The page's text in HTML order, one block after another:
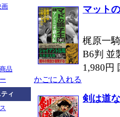
画
品
ィ
マット
梶原一
B6判 並
1,980円
かごに入れる
剣は道